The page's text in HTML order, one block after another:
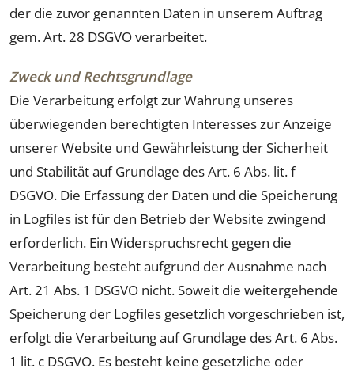
der die zuvor genannten Daten in unserem Auftrag
gem. Art. 28 DSGVO verarbeitet.
Zweck und Rechtsgrundlage
Die Verarbeitung erfolgt zur Wahrung unseres
überwiegenden berechtigten Interesses zur Anzeige
unserer Website und Gewährleistung der Sicherheit
und Stabilität auf Grundlage des Art. 6 Abs. lit. f
DSGVO. Die Erfassung der Daten und die Speicherung
in Logfiles ist für den Betrieb der Website zwingend
erforderlich. Ein Widerspruchsrecht gegen die
Verarbeitung besteht aufgrund der Ausnahme nach
Art. 21 Abs. 1 DSGVO nicht. Soweit die weitergehende
Speicherung der Logfiles gesetzlich vorgeschrieben ist,
erfolgt die Verarbeitung auf Grundlage des Art. 6 Abs.
1 lit. c DSGVO. Es besteht keine gesetzliche oder